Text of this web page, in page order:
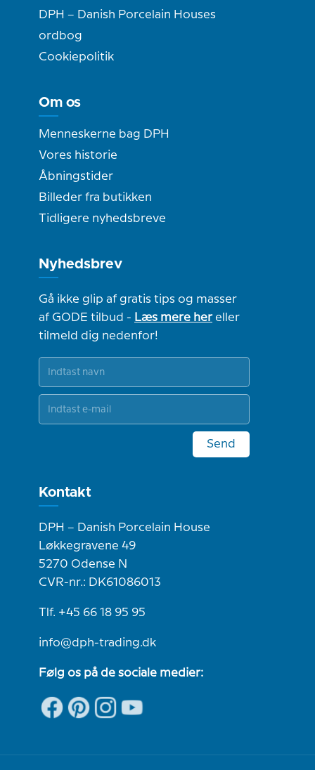
DPH – Danish Porcelain Houses
ordbog
Cookiepolitik
Om os
Menneskerne bag DPH
Vores historie
Åbningstider
Billeder fra butikken
Tidligere nyhedsbreve
Nyhedsbrev
Gå ikke glip af gratis tips og masser
af GODE tilbud - Læs mere hereller
tilmeld dig nedenfor!
Send
Kontakt
DPH – Danish Porcelain House
Løkkegravene 49
5270 Odense N
CVR-nr.: DK61086013
Tlf. +45 66 18 95 95
info@dph-trading.dk
Følg os på de sociale medier: